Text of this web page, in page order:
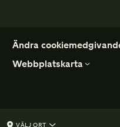
VÄLJ ORT
Ändra
Webbplatskarta